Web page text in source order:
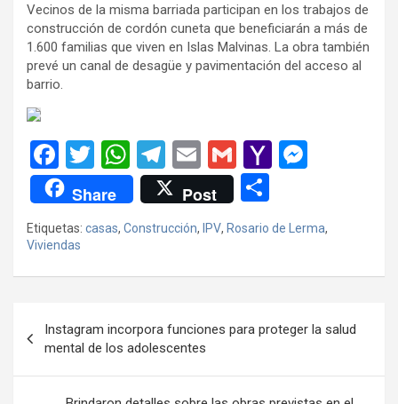
Vecinos de la misma barriada participan en los trabajos de
construcción de cordón cuneta que beneficiarán a más de
1.600 familias que viven en Islas Malvinas. La obra también
prevé un canal de desagüe y pavimentación del acceso al
barrio.
F
a
ce
b
o
k
T
wi
tt
er
W
h
at
s
A
p
T
el
e
gr
a
E
m
ail
G
m
ail
Y
o
o
ail
n
g
Share Post
o
m
p
tir
Etiquetas: casas, Construcción, IPV, Rosario de Lerma,
Viviendas
de
entradas
Instagram incorpora funciones para proteger la salud
mental de los adolescentes